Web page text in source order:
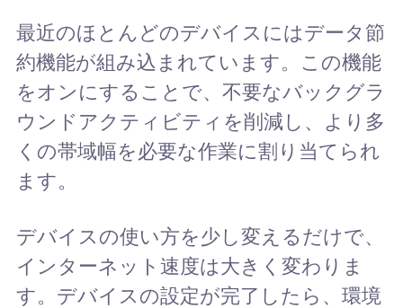
最近のほとんどのデバイスにはデータ節
約機能が組み込まれています。この機能
をオンにすることで、不要なバックグラ
ウンドアクティビティを削減し、より多
くの帯域幅を必要な作業に割り当てられ
ます。
デバイスの使い方を少し変えるだけで、
インターネット速度は大きく変わりま
す。デバイスの設定が完了したら、環境